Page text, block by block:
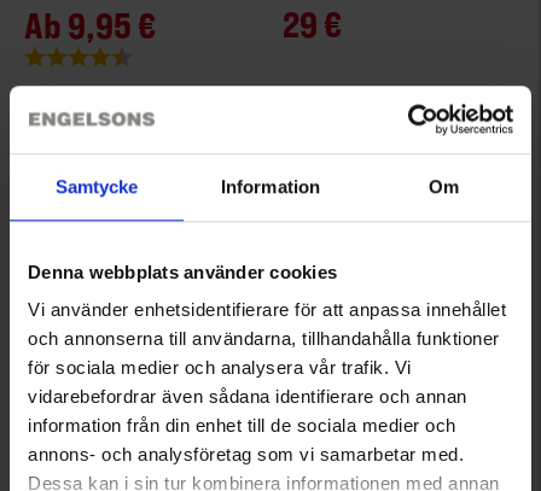
Samtycke Information Om
Denna webbplats använder cookies
Vi använder enhetsidentifierare för att anpassa innehållet
och annonserna till användarna, tillhandahålla funktioner
för sociala medier och analysera vår trafik. Vi
vidarebefordrar även sådana identifierare och annan
information från din enhet till de sociala medier och
annons- och analysföretag som vi samarbetar med.
Dessa kan i sin tur kombinera informationen med annan
Ab9,95 €
Bewertung:
29 €
+3
Herren Fleecepullover Gällö
High Mountain
2579
Ab9,95 €
Herren Hemd Sunne
Brokared
3096
29 €